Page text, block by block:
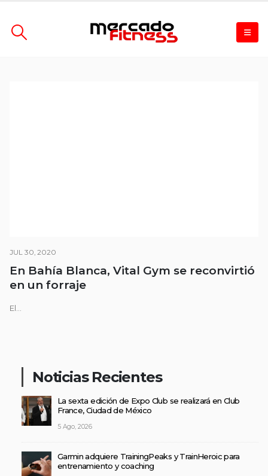
JUL 30, 2020
En Bahía Blanca, Vital Gym se reconvirtió
en un forraje
El...
Noticias Recientes
La sexta edición de Expo Club se realizará en Club
France, Ciudad de México
5 Ago, 2026
Garmin adquiere TrainingPeaks y TrainHeroic para
entrenamiento y coaching